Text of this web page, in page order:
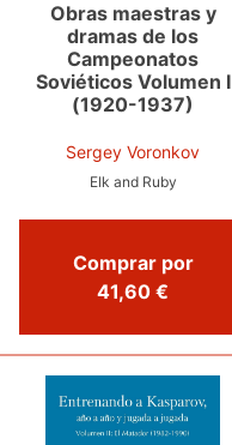
Obras maestras y
dramas de los
Campeonatos
Soviéticos Volumen I
(1920-1937)
Sergey Voronkov
Elk and Ruby
Comprar por
41,60 €